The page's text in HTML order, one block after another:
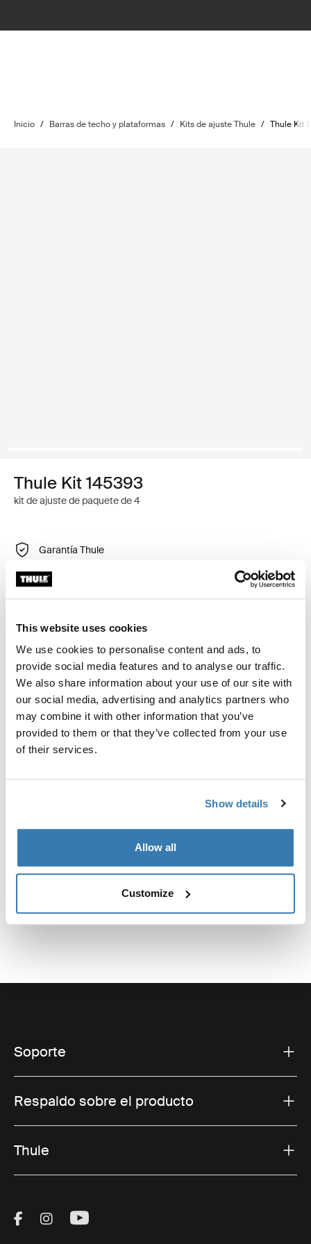
This website uses cookies
We use cookies to personalise content and ads, to
provide social media features and to analyse our traffic.
We also share information about your use of our site with
our social media, advertising and analytics partners who
may combine it with other information that you’ve
provided to them or that they’ve collected from your use
of their services.
Show details
Allow all
Customize
Inicio / Barras de techo y plataformas / Kits de ajuste Thule / Thule Kit
Thule Kit 145393
kit de ajuste de paquete de 4
Garantía Thule
Encontrar en tienda
Kit de ajuste a la medida para montar un sistema de
portaequipajes de techo Thule en vehículos sin puntos
de fijación preexistentes del portaequipajes de techo o
con portaequipajes instalados de fábrica.
Toggle guides and instructions
Soporte
Respaldo sobre el producto
Thule
Visit Thule on Facebook (external link)
Visit Thule on Instagram (external link)
Visit Thule on Youtube (external